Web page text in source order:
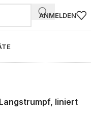
ANMELDEN
liniert